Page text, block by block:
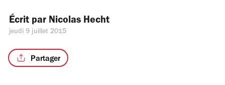
Écrit par Nicolas Hecht
jeudi 9 juillet 2015
Partager